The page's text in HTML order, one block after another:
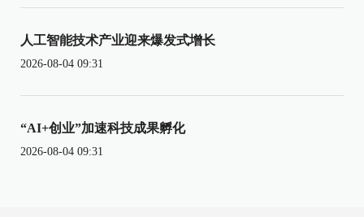
人工智能技术产业迎来爆发式增长
2026-08-04 09:31
“AI+创业”加速科技成果孵化
2026-08-04 09:31